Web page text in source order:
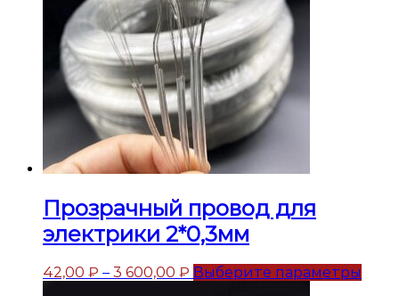
Прозрачный провод для
электрики 2*0,3мм
42,00 ₽ – 3 600,00 ₽ Выберите параметры